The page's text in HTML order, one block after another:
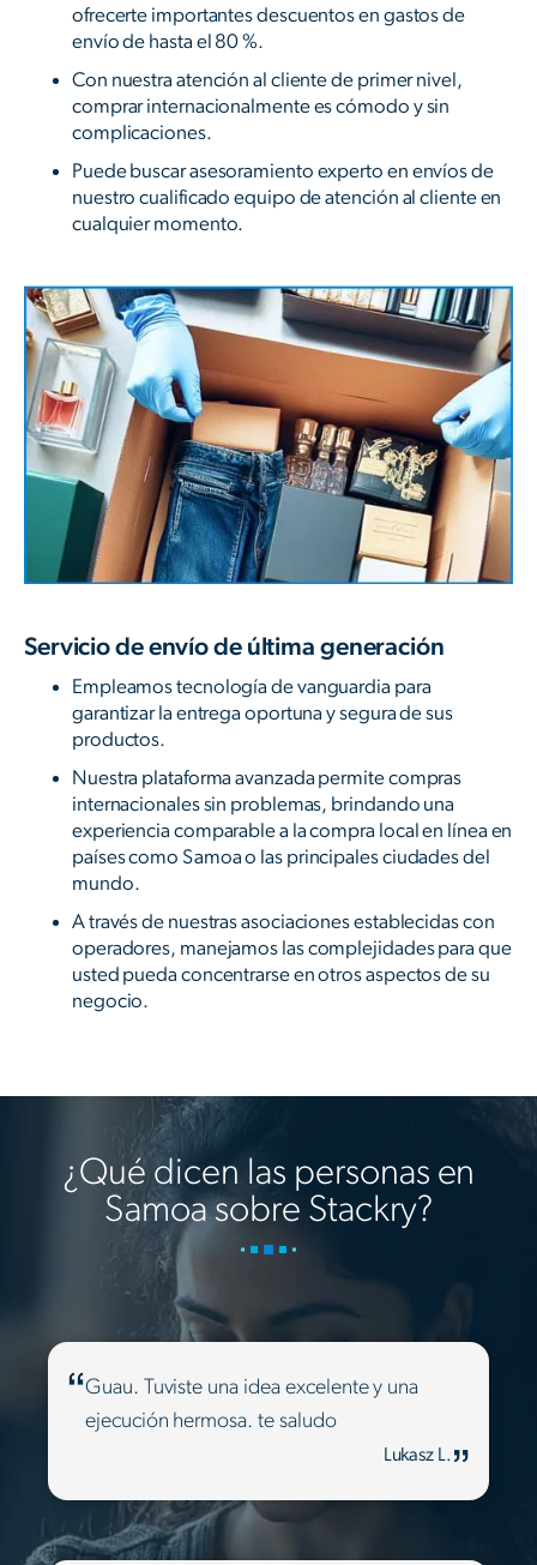
ofrecerte importantes descuentos en gastos de
envío de hasta el 80 %.
Con nuestra atención al cliente de primer nivel,
comprar internacionalmente es cómodo y sin
complicaciones.
Puede buscar asesoramiento experto en envíos de
nuestro cualificado equipo de atención al cliente en
cualquier momento.
Servicio de envío de última generación
Empleamos tecnología de vanguardia para
garantizar la entrega oportuna y segura de sus
productos.
Nuestra plataforma avanzada permite compras
internacionales sin problemas, brindando una
experiencia comparable a la compra local en línea en
países como Samoa o las principales ciudades del
mundo.
A través de nuestras asociaciones establecidas con
operadores, manejamos las complejidades para que
usted pueda concentrarse en otros aspectos de su
negocio.
¿Qué dicen las personas en
Samoa sobre Stackry?
Guau. Tuviste una idea excelente y una
ejecución hermosa. te saludo
Lukasz L.